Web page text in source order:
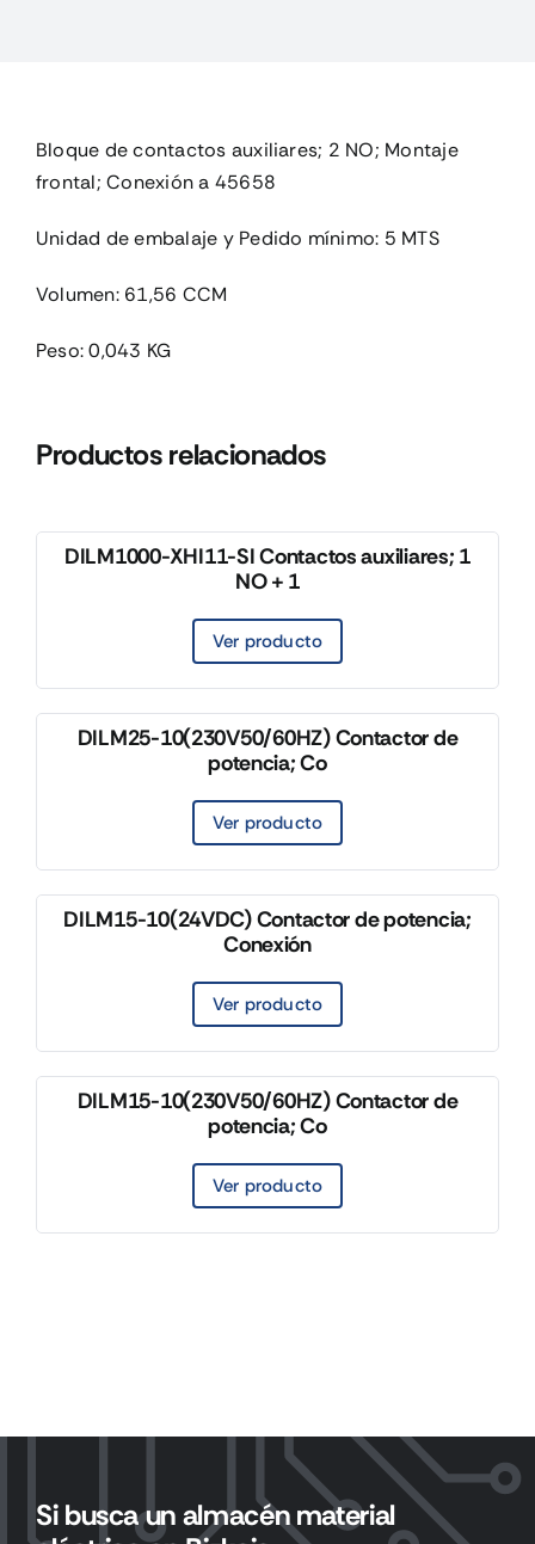
Bloque de contactos auxiliares; 2 NO; Montaje
frontal; Conexión a 45658
Unidad de embalaje y Pedido mínimo: 5 MTS
Volumen: 61,56 CCM
Peso: 0,043 KG
Productos relacionados
DILM1000-XHI11-SI Contactos auxiliares; 1
NO + 1
Ver producto
DILM25-10(230V50/60HZ) Contactor de
potencia; Co
Ver producto
DILM15-10(24VDC) Contactor de potencia;
Conexión
Ver producto
DILM15-10(230V50/60HZ) Contactor de
potencia; Co
Ver producto
Si busca un almacén material